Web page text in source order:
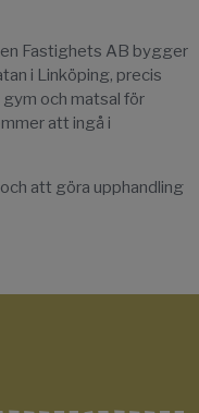
Fastighets AB bygger
i Linköping, precis
och matsal för
att ingå i
att göra upphandling